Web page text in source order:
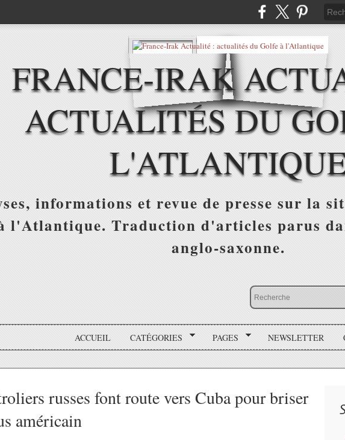
FRANCE-IRAK
ACTUALITÉS DU
informations et revue de presse sur la
l'Atlantique. Traduction d'articles parus
anglo-saxonne.
ACCUEIL CATÉGORIES PAGES NEWSLETTER
russes font route vers Cuba pour briser
américain